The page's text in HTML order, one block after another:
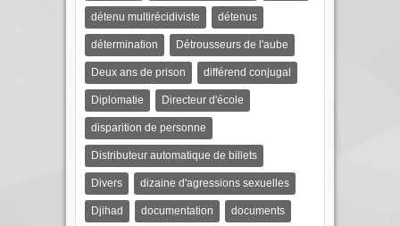
détenu multirécidiviste détenus
détermination Détrousseurs de l'aube
Deux ans de prison différend conjugal
Diplomatie Directeur d'école
disparition de personne
Distributeur automatique de billets
Divers dizaine d'agressions sexuelles
Djihad documentation documents